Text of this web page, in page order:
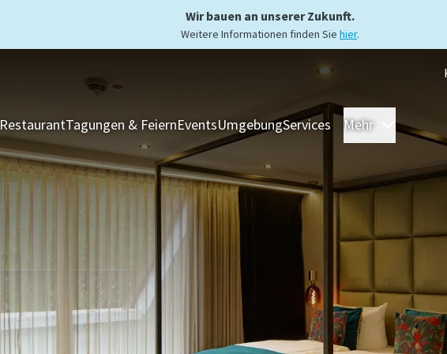
Wir bauen an unserer Zukunft.
Weitere Informationen finden Sie hier.
RestaurantTagungen & FeiernEventsUmgebungServices Mehr Zimmer